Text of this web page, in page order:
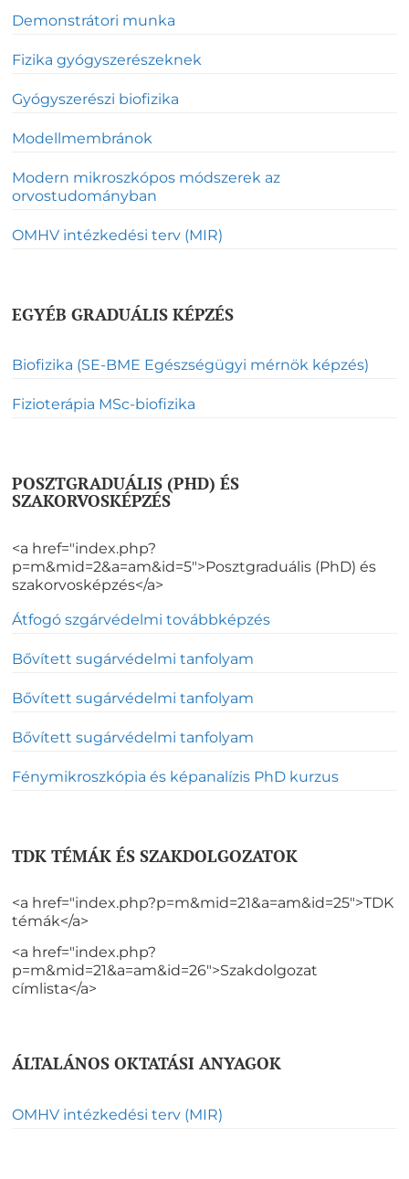
Demonstrátori munka
Fizika gyógyszerészeknek
Gyógyszerészi biofizika
Modellmembránok
Modern mikroszkópos módszerek az
orvostudományban
OMHV intézkedési terv (MIR)
EGYÉB GRADUÁLIS KÉPZÉS
Biofizika (SE-BME Egészségügyi mérnök képzés)
Fizioterápia MSc-biofizika
POSZTGRADUÁLIS (PHD) ÉS
SZAKORVOSKÉPZÉS
<a href="index.php?
p=m&mid=2&a=am&id=5">Posztgraduális (PhD) és
szakorvosképzés</a>
Átfogó szgárvédelmi továbbképzés
Bővített sugárvédelmi tanfolyam
Bővített sugárvédelmi tanfolyam
Bővített sugárvédelmi tanfolyam
Fénymikroszkópia és képanalízis PhD kurzus
TDK TÉMÁK ÉS SZAKDOLGOZATOK
<a href="index.php?p=m&mid=21&a=am&id=25">TDK
témák</a>
<a href="index.php?
p=m&mid=21&a=am&id=26">Szakdolgozat
címlista</a>
ÁLTALÁNOS OKTATÁSI ANYAGOK
OMHV intézkedési terv (MIR)